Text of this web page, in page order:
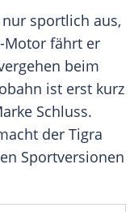
sportlich aus,
Motor fährt er
beim
ist erst kurz
Schluss.
der Tigra
Sportversionen